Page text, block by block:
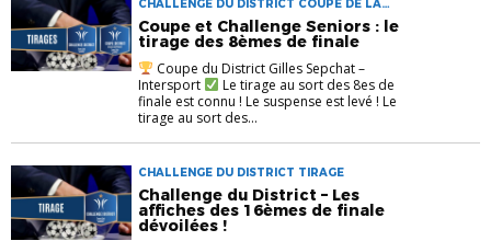
CHALLENGE DU DISTRICT COUPE DE LA
SARTHE COUPE DU DISTRICT TIRAGE
Coupe et Challenge Seniors : le
tirage des 8èmes de finale
Coupe du District Gilles Sepchat –
Intersport
Le tirage au sort des 8es de
finale est connu ! Le suspense est levé ! Le
tirage au sort des...
CHALLENGE DU DISTRICT TIRAGE
Challenge du District – Les
affiches des 16èmes de finale
dévoilées !